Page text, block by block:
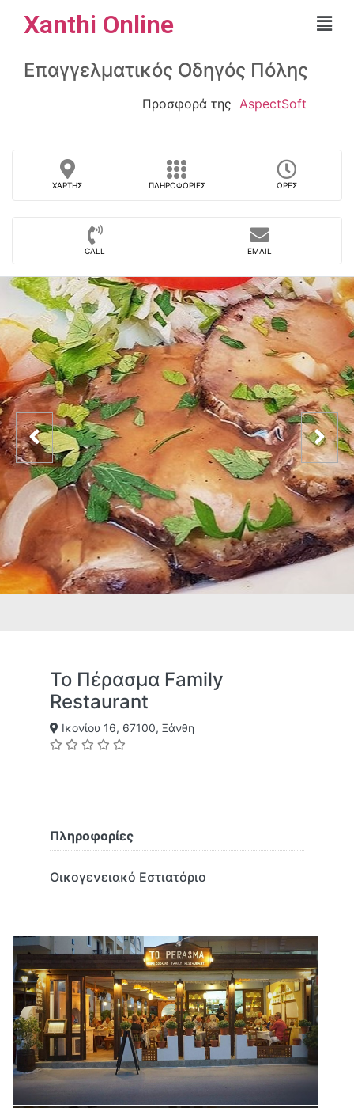
Xanthi Online
Επαγγελματικός Οδηγός Πόλης
Προσφορά της AspectSoft
ΧΆΡΤΗΣ ΠΛΗΡΟΦΟΡΊΕΣ ΏΡΕΣ
CALL EMAIL
Το Πέρασμα Family
Restaurant
Ικονίου 16, 67100, Ξάνθη
Πληροφορίες
Οικογενειακό Εστιατόριο